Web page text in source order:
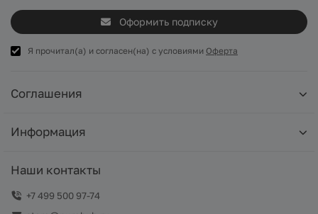
Оформить подписку
Я прочитал(а) и согласен(на) с условиями Оферта
Соглашения
Информация
Наши контакты
+7 499 500 97-74